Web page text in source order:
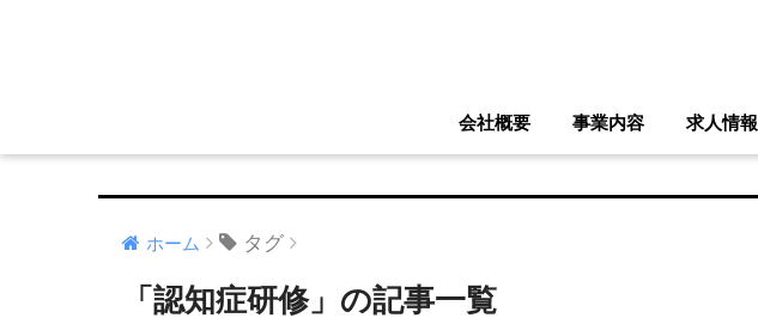
会社概要 事業内容 求人情報
ホーム タグ
「認知症研修」の記事一覧